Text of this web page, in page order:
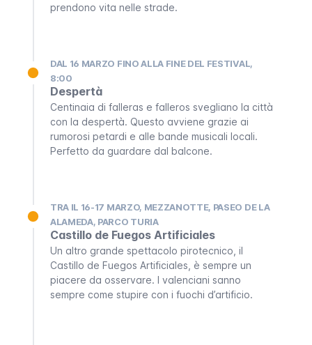
prendono vita nelle strade.
DAL 16 MARZO FINO ALLA FINE DEL FESTIVAL,
8:00
Despertà
Centinaia di falleras e falleros svegliano la città
con la despertà. Questo avviene grazie ai
rumorosi petardi e alle bande musicali locali.
Perfetto da guardare dal balcone.
TRA IL 16-17 MARZO, MEZZANOTTE, PASEO DE LA
ALAMEDA, PARCO TURIA
Castillo de Fuegos Artificiales
Un altro grande spettacolo pirotecnico, il
Castillo de Fuegos Artificiales , è sempre un
piacere da osservare. I valenciani sanno
sempre come stupire con i fuochi d’artificio.